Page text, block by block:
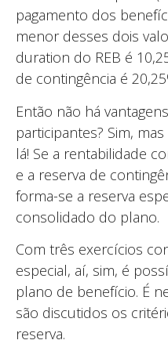
pagamento dos
menor desses dois
duration do REB é
de contingência é
Então não há
participantes? Sim,
lá! Se a rentabilidade
e a reserva de
forma-se a reserva
consolidado do plano.
Com três exercícios
especial, aí, sim, é
plano de benefício. É
são discutidos os
reserva.